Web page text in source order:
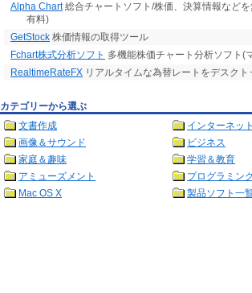
Alpha Chart総合チャートソフト/株価、決算情報など
有料)
GetStock 株価情報の取得ツール
Fchart株式分析ソフト 多機能株価チャート分析ソフト(
RealtimeRateFX リアルタイムな為替レートをデスク
カテゴリーから選ぶ
文書作成
インターネッ
画像＆サウンド
ビジネス
家庭＆趣味
学習＆教育
アミューズメント
プログラミン
Mac OS X
製品ソフト一